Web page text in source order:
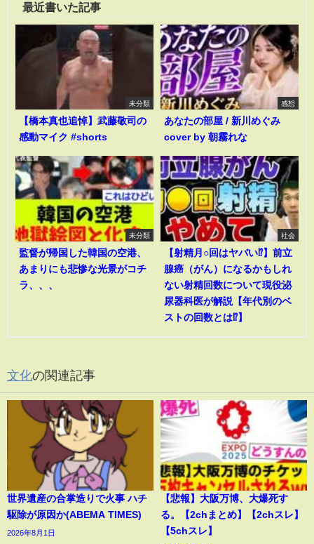
最近書いた記事
未分類
【橋本真也追悼】武藤敬司の
感動マイク #shorts
感想
あなたの部屋 / 新川めぐみ
cover by 朝霧れな
未分類
監督が帰国した韓国の空港、
あまりにも悲惨な光景がコチ
ラ、、、
社会
【射精月○回はヤバい⁉︎】前立
腺癌（がん）になるかもしれ
ない射精回数について現役泌
尿器科医が解説【年代別のベ
ストの回数とは⁉︎】
文化の関連記事
世界遺産の合掌造りで火事 ハチ
駆除が原因か(ABEMA TIMES)
2026年8月1日
【悲報】大阪万博、大爆死す
る。【2chまとめ】【2chスレ】
【5chスレ】